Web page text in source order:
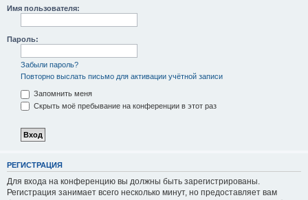
Имя пользователя:
Пароль:
Забыли пароль?
Повторно выслать письмо для активации учётной записи
Запомнить меня
Скрыть моё пребывание на конференции в этот раз
РЕГИСТРАЦИЯ
Для входа на конференцию вы должны быть зарегистрированы.
Регистрация занимает всего несколько минут, но предоставляет вам